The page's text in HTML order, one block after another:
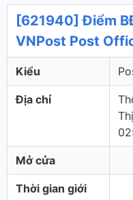
[621940] Điểm
VNPost Post
Kiểu
Địa chỉ
Mở cửa
Thời gian giới